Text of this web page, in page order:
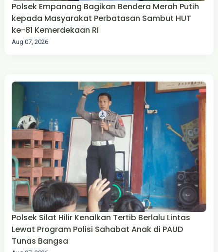
Polsek Empanang Bagikan Bendera Merah Putih
kepada Masyarakat Perbatasan Sambut HUT
ke-81 Kemerdekaan RI
Aug 07, 2026
Polsek Silat Hilir Kenalkan Tertib Berlalu Lintas
Lewat Program Polisi Sahabat Anak di PAUD
Tunas Bangsa